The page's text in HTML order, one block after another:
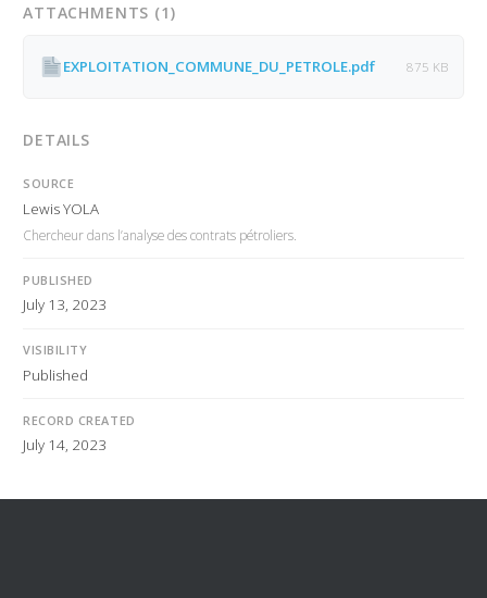
ATTACHMENTS (1)
EXPLOITATION_COMMUNE_DU_PETROLE.pdf 875 KB
DETAILS
SOURCE
Lewis YOLA
Chercheur dans l’analyse des contrats pétroliers.
PUBLISHED
July 13, 2023
VISIBILITY
Published
RECORD CREATED
July 14, 2023